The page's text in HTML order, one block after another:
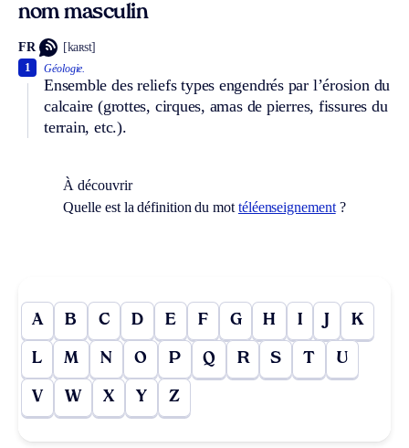
nom masculin
FR [kaʀst]
Géologie.
Ensemble des reliefs types engendrés par l’érosion du
calcaire (grottes, cirques, amas de pierres, fissures du
terrain, etc.).
1
À découvrir
Quelle est la définition du mot téléenseignement?
A B C D E F G H I J K
L M N O P Q R S T U
V W X Y Z